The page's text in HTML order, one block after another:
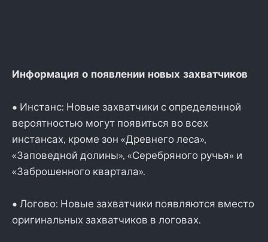
Информация о появлении новых захватчиков
• Инстанс: Новые захватчики с определенной
вероятностью могут появиться во всех
инстансах, кроме зон «Древнего леса»,
«Заповедной долины», «Серебряного ручья» и
«Заброшенного квартала».
• Логово: Новые захватчики появляются вместо
оригинальных захватчиков в логовах.